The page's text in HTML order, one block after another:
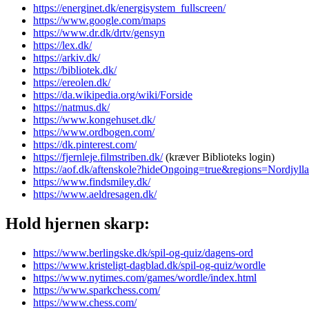
https://energinet.dk/energisystem_fullscreen/
https://www.google.com/maps
https://www.dr.dk/drtv/gensyn
https://lex.dk/
https://arkiv.dk/
https://bibliotek.dk/
https://ereolen.dk/
https://da.wikipedia.org/wiki/Forside
https://natmus.dk/
https://www.kongehuset.dk/
https://www.ordbogen.com/
https://dk.pinterest.com/
https://fjernleje.filmstriben.dk/(kræver Biblioteks login)
https://aof.dk/
https://www.findsmiley.dk/
https://www.aeldresagen.dk/
Hold hjernen skarp:
https://www.berlingske.dk/spil-og-quiz/dagens-ord
https://www.kristeligt-dagblad.dk/spil-og-quiz/wordle
https://www.nytimes.com/games/wordle/index.html
https://www.sparkchess.com/
https://www.chess.com/